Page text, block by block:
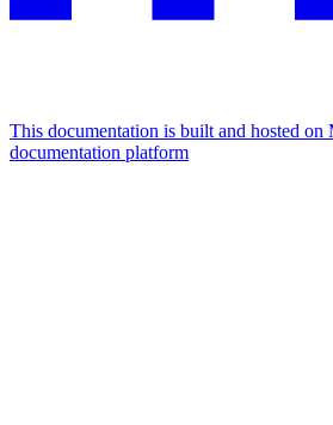
This documentation is built and hosted
documentation platform